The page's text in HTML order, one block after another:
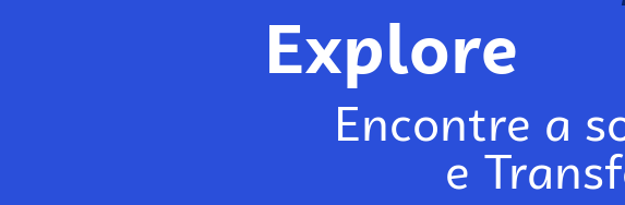
Explore
Encontre a
e